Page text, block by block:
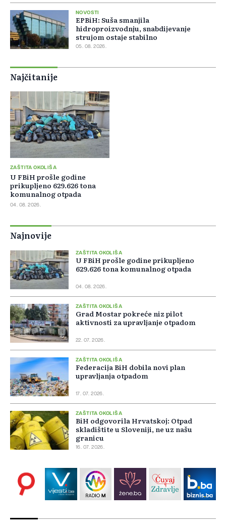
NOVOSTI
EPBiH: Suša smanjila
hidroproizvodnju, snabdijevanje
strujom ostaje stabilno
05. 08. 2026.
Najčitanije
ZAŠTITA OKOLIŠA
U FBiH prošle godine
prikupljeno 629.626 tona
komunalnog otpada
04. 08. 2026.
Najnovije
ZAŠTITA OKOLIŠA
U FBiH prošle godine prikupljeno
629.626 tona komunalnog otpada
04. 08. 2026.
ZAŠTITA OKOLIŠA
Grad Mostar pokreće niz pilot
aktivnosti za upravljanje otpadom
22. 07. 2026.
ZAŠTITA OKOLIŠA
Federacija BiH dobila novi plan
upravljanja otpadom
17. 07. 2026.
ZAŠTITA OKOLIŠA
BiH odgovorila Hrvatskoj: Otpad
skladištite u Sloveniji, ne uz našu
granicu
16. 07. 2026.